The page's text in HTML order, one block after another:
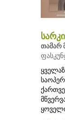
თამარ